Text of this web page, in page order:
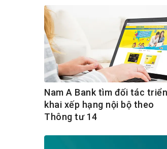
Nam A Bank tìm đối tác triển
khai xếp hạng nội bộ theo
Thông tư 14